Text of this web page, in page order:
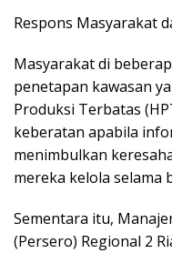
Respons Masyarakat
Masyarakat di
penetapan kawasan
Produksi Terbatas
keberatan apabila
menimbulkan
mereka kelola selama
Sementara itu,
(Persero) Regional 2